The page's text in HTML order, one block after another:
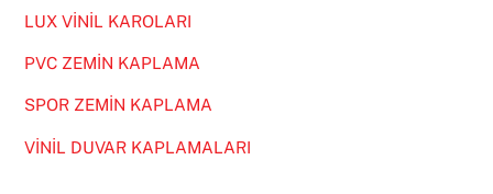
LUX VİNİL KAROLARI
PVC ZEMİN KAPLAMA
SPOR ZEMİN KAPLAMA
VİNİL DUVAR KAPLAMALARI